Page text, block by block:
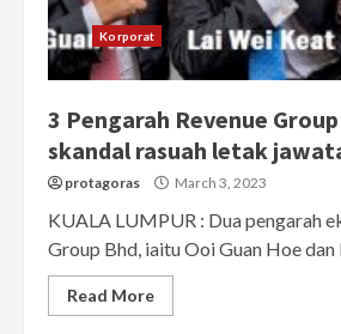
Korporat
3 Pengarah Revenue
skandal rasuah letak
protagoras March 3, 2023
KUALA LUMPUR : Dua pengarah
Group Bhd, iaitu Ooi Guan Hoe dan
Read More